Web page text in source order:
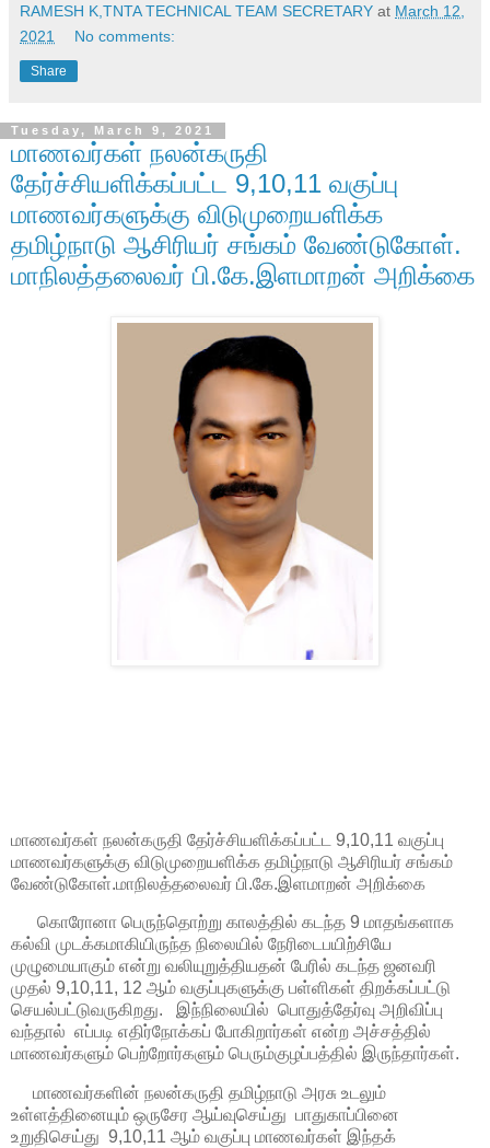
RAMESH K,TNTA TECHNICAL TEAM SECRETARY at March 12,
2021
No comments:
Share
Tuesday, March 9, 2021
மாணவர்கள் நலன்கருதி
தேர்ச்சியளிக்கப்பட்ட 9,10,11 வகுப்பு
மாணவர்களுக்கு விடுமுறையளிக்க
தமிழ்நாடு ஆசிரியர் சங்கம் வேண்டுகோள்.
மாநிலத்தலைவர் பி.கே.இளமாறன் அறிக்கை
மாணவர்கள் நலன்கருதி தேர்ச்சியளிக்கப்பட்ட 9,10,11 வகுப்பு
மாணவர்களுக்கு விடுமுறையளிக்க தமிழ்நாடு ஆசிரியர் சங்கம்
வேண்டுகோள்.மாநிலத்தலைவர் பி.கே.இளமாறன் அறிக்கை
கொரோனா பெருந்தொற்று காலத்தில் கடந்த 9 மாதங்களாக
கல்வி முடக்கமாகியிருந்த நிலையில் நேரிடைபயிற்சியே
முழுமையாகும் என்று வலியுறுத்தியதன் பேரில் கடந்த ஜனவரி
முதல் 9,10,11, 12 ஆம் வகுப்புகளுக்கு பள்ளிகள் திறக்கப்பட்டு
செயல்பட்டுவருகிறது. இந்நிலையில் பொதுத்தேர்வு அறிவிப்பு
வந்தால் எப்படி எதிர்நோக்கப் போகிறார்கள் என்ற அச்சத்தில்
மாணவர்களும் பெற்றோர்களும் பெரும்குழப்பத்தில் இருந்தார்கள்.
மாணவர்களின் நலன்கருதி தமிழ்நாடு அரசு உடலும்
உள்ளத்தினையும் ஒருசேர ஆய்வுசெய்து பாதுகாப்பினை
உறுதிசெய்து 9,10,11 ஆம் வகுப்பு மாணவர்கள் இந்தக்